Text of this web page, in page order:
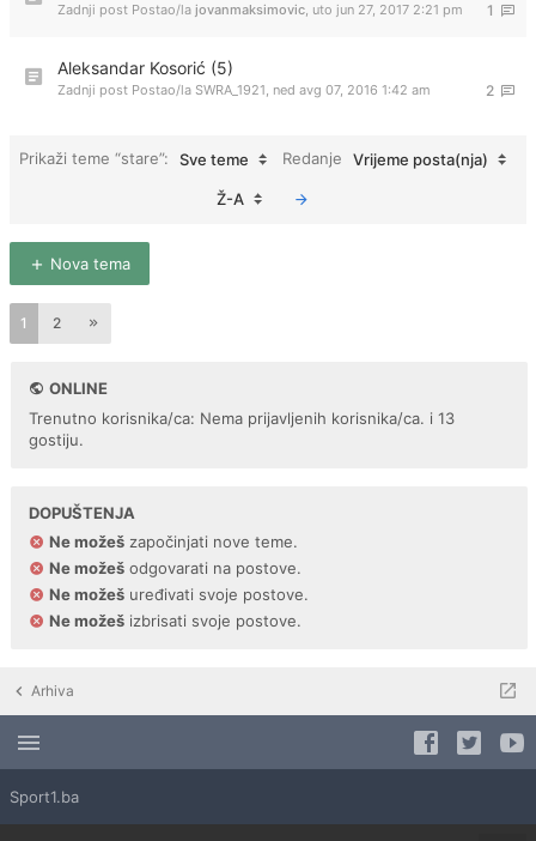
1
Zadnji post Postao/la jovanmaksimovic, uto jun 27, 2017 2:21 pm
Aleksandar Kosorić (5)
2
Zadnji post Postao/la SWRA_1921, ned avg 07, 2016 1:42 am
Prikaži teme “stare”: Sve teme Redanje Vrijeme posta(nja)
Ž-A
Nova tema
1 2
ONLINE
Trenutno korisnika/ca: Nema prijavljenih korisnika/ca. i 13
gostiju.
DOPUŠTENJA
Ne možeš započinjati nove teme.
Ne možeš odgovarati na postove.
Ne možeš uređivati svoje postove.
Ne možeš izbrisati svoje postove.
Arhiva
Sport1.ba